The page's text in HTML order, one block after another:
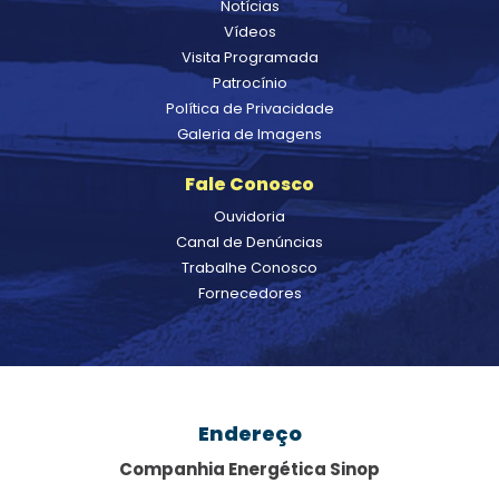
Notícias
Vídeos
Visita Programada
Patrocínio
Política de Privacidade
Galeria de Imagens
Fale Conosco
Ouvidoria
Canal de Denúncias
Trabalhe Conosco
Fornecedores
Endereço
Companhia Energética Sinop